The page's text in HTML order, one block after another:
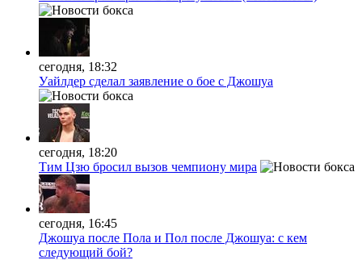
сегодня, 18:32
Уайлдер сделал заявление о бое с Джошуа
сегодня, 18:20
Тим Цзю бросил вызов чемпиону мира
сегодня, 16:45
Джошуа после Пола и Пол после Джошуа: с кем
следующий бой?